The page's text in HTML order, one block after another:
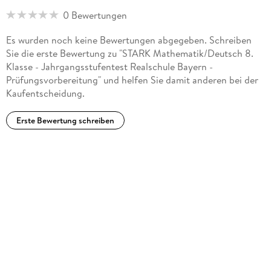
0 Bewertungen
Es wurden noch keine Bewertungen abgegeben. Schreiben
Sie die erste Bewertung zu "STARK Mathematik/Deutsch 8.
Klasse - Jahrgangsstufentest Realschule Bayern -
Prüfungsvorbereitung" und helfen Sie damit anderen bei der
Kaufentscheidung.
Erste Bewertung schreiben